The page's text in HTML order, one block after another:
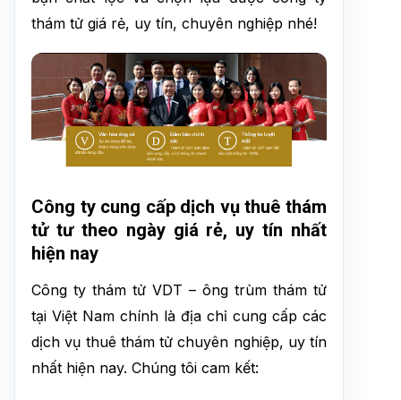
thám tử giá rẻ, uy tín, chuyên nghiệp nhé!
Công ty cung cấp dịch vụ thuê thám
tử tư theo ngày giá rẻ, uy tín nhất
hiện nay
Công ty thám tử VDT – ông trùm thám tử
tại Việt Nam chính là địa chỉ cung cấp các
dịch vụ thuê thám tử chuyên nghiệp, uy tín
nhất hiện nay. Chúng tôi cam kết: